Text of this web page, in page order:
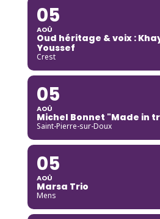
05
AOÛ
Oud héritage & voix :
Youssef
Crest
05
AOÛ
Michel Bonnet "Made in
Saint-Pierre-sur-Doux
05
AOÛ
Marsa Trio
Mens